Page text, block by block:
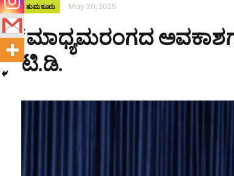
ತುಮಕೂರು May 20, 2025
‘ಮಾಧ್ಯಮರಂಗದ
ಟಿ.ಡಿ.